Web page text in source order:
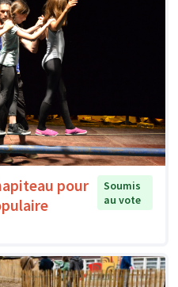
pour
Soumis
au vote